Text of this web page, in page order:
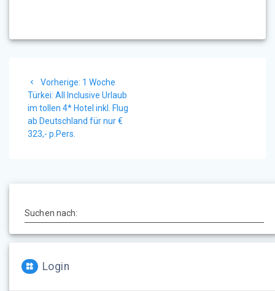
Vorherige: Vorheriger
Beitrag:
1 Woche
Türkei: All Inclusive Urlaub
im tollen 4* Hotel inkl. Flug
ab Deutschland für nur €
323,- p.Pers.
Suchen nach:
Login